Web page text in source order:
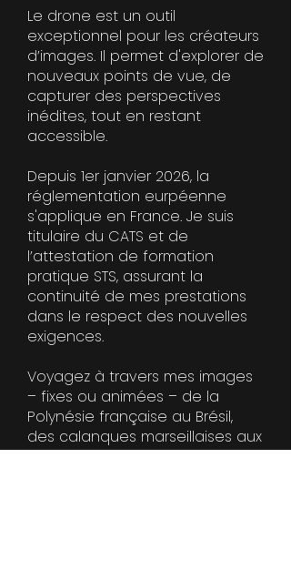
Le drone est un outil
exceptionnel pour les créateurs
d’images. Il permet d'explorer de
nouveaux points de vue, de
capturer des perspectives
inédites, tout en restant
accessible.
Depuis 1er janvier 2026, la
réglementation eurpéenne
s'applique en France. Je suis
titulaire du CATS et de
l’attestation de formation
pratique STS, assurant la
continuité de mes prestations
dans le respect des nouvelles
exigences.
Voyagez à travers mes images
– fixes ou animées – de la
Polynésie française au Brésil,
des calanques marseillaises aux
cimes du massif du Mont-Blanc,